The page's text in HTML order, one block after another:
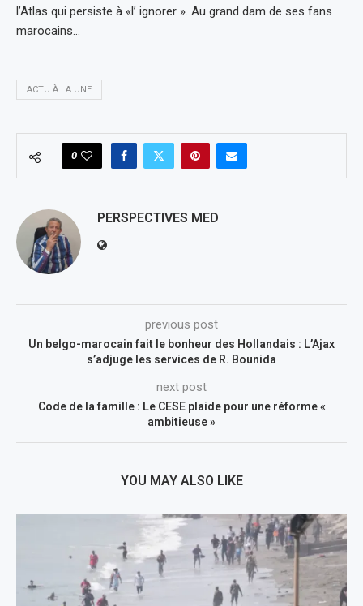
l’Atlas qui persiste à «l’ ignorer ». Au grand dam de ses fans
marocains…
ACTU À LA UNE
0
PERSPECTIVES MED
previous post
Un belgo-marocain fait le bonheur des Hollandais : L’Ajax
s’adjuge les services de R. Bounida
next post
Code de la famille : Le CESE plaide pour une réforme «
ambitieuse »
YOU MAY ALSO LIKE